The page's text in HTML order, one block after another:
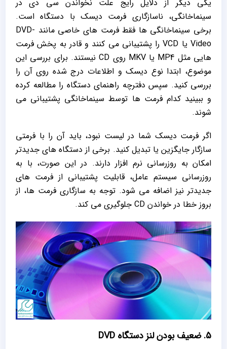
یکی دیگر از دلایل رایج علت نخواندن سی دی در
سینماخانگی، ناسازگاری فرمت دیسک با دستگاه است.
برخی سینماخانگی‌ ها فقط فرمت‌ های خاصی مانند DVD-
Video یا VCD را پشتیبانی می ‌کنند و قادر به پخش فرمت‌
هایی مثل MP4 یا MKV روی CD نیستند. برای بررسی این
موضوع، ابتدا نوع دیسک و اطلاعات درج ‌شده روی آن را
بررسی کنید. سپس دفترچه راهنمای دستگاه را مطالعه کرده
و ببینید کدام فرمت ‌ها توسط سینماخانگی پشتیبانی می‌
شوند.
اگر فرمت دیسک شما در لیست نبود، باید آن را با فرمتی
سازگار جایگزین یا تبدیل کنید. برخی از دستگاه‌ های جدیدتر
امکان به‌ روزرسانی نرم ‌افزار دارند. در این صورت، با به‌
روزرسانی سیستم عامل، قابلیت پشتیبانی از فرمت‌ های
جدیدتر نیز اضافه می ‌شود. توجه به سازگاری فرمت ‌ها، از
بروز خطا در خواندن CD جلوگیری می ‌کند.
5. ضعیف بودن لنز دستگاه DVD